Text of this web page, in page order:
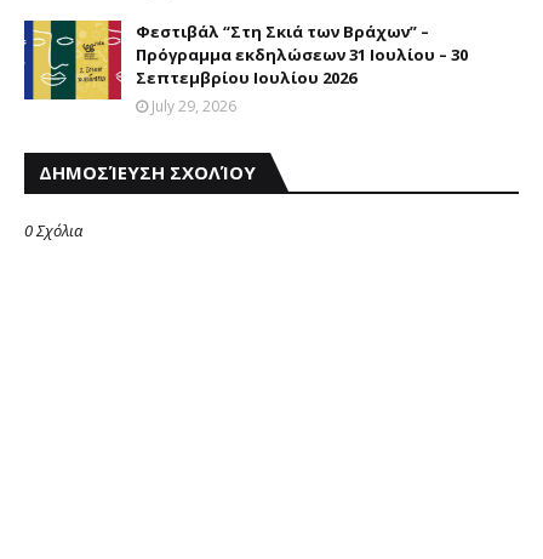
Φεστιβάλ “Στη Σκιά των Βράχων” –
Πρόγραμμα εκδηλώσεων 31 Ιουλίου – 30
Σεπτεμβρίου Ιουλίου 2026
July 29, 2026
ΔΗΜΟΣΊΕΥΣΗ ΣΧΟΛΊΟΥ
0 Σχόλια